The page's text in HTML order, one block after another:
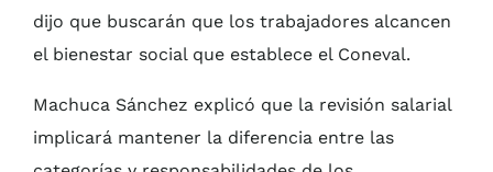
dijo que buscarán que los trabajadores alcancen
el bienestar social que establece el Coneval.
Machuca Sánchez explicó que la revisión salarial
implicará mantener la diferencia entre las